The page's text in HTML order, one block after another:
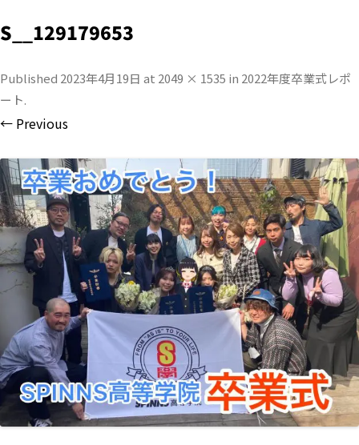
S__129179653
Published 2023年4月19日 at 2049 × 1535 in 2022年度卒業式レポ
ート.
← Previous